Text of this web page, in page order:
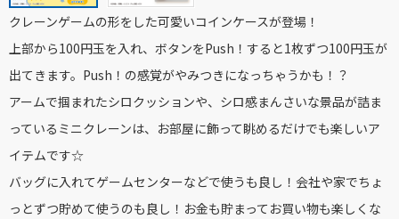
クレーンゲームの形をした可愛いコインケースが登場！
上部から100円玉を入れ、ボタンをPush！すると1枚ずつ100円玉が
出てきます。Push！の感覚がやみつきになっちゃうかも！？
アームで掴まれたシロクッションや、シロ感まんさいな景品が詰ま
っているミニクレーンは、お部屋に飾って眺めるだけでも楽しいア
イテムです☆
バッグに入れてゲームセンターなどで使うも良し！会社や家でちょ
っとずつ貯めて使うのも良し！お金も貯まってお買い物も楽しくな